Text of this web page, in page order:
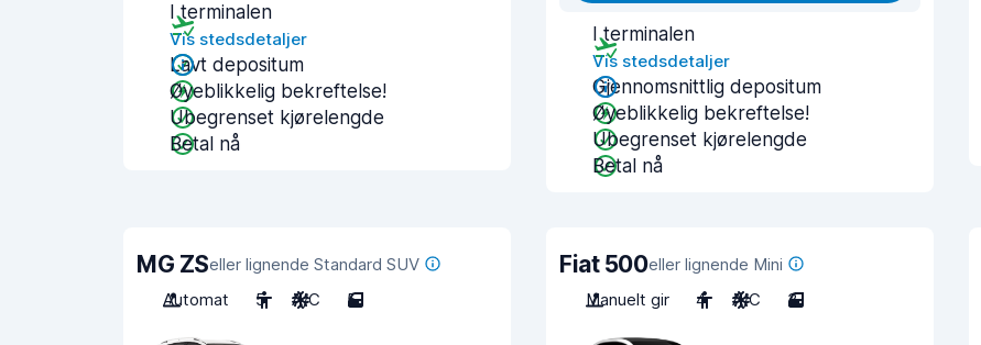
I terminalen
Vis stedsdetaljer
Lavt depositum
Øyeblikkelig bekreftelse!
Ubegrenset kjørelengde
Betal nå
I terminalen
Vis stedsdetaljer
Gjennomsnittlig depositum
Øyeblikkelig bekreftelse!
Ubegrenset kjørelengde
Betal nå
MG ZSeller lignende Standard SUV
Automat
5 A/C 5
Fiat 500eller lignende Mini
Manuelt gir
4 A/C 3